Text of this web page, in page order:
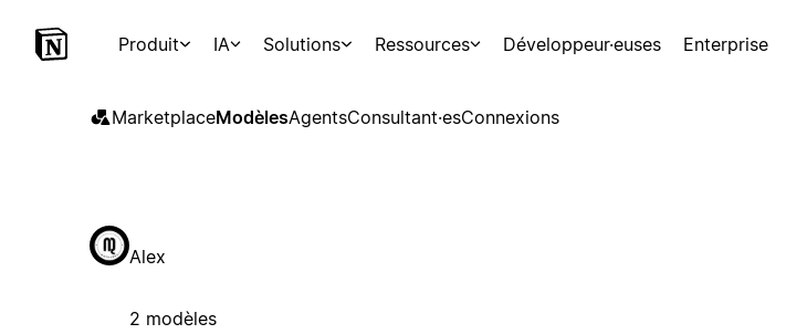
Produit IA Solutions Ressources Développeur·euses Enterprise
MarketplaceModèlesAgentsConsultant·esConnexions
Alex
2 modèles